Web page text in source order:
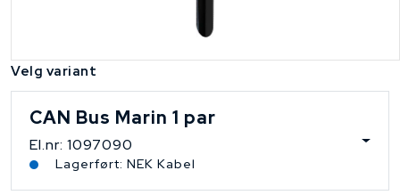
Velg variant
CAN Bus Marin 1 par
El.nr: 1097090
Lagerført: NEK Kabel